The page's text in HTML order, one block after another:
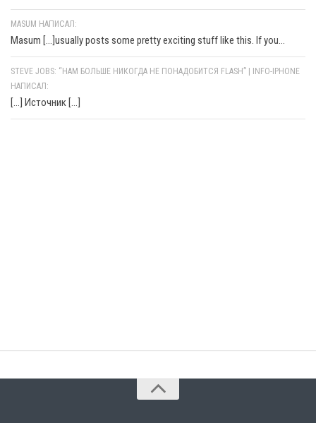
MASUM НАПИСАЛ:
Masum [...]usually posts some pretty exciting stuff like this. If you...
STEVE JOBS: “НАМ БОЛЬШЕ НИКОГДА НЕ ПОНАДОБИТСЯ FLASH” | INFO-IPHONE
НАПИСАЛ:
[…] Источник […]